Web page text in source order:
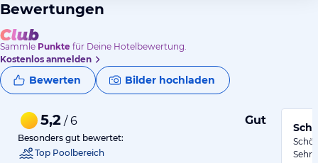
Bewertungen
Sammle Punkte für Deine Hotelbewertung.
Kostenlos anmelden
Bewerten Bilder hochladen
5,2 / 6 Gut
Besonders gut bewertet:
Top Poolbereich
Sehr